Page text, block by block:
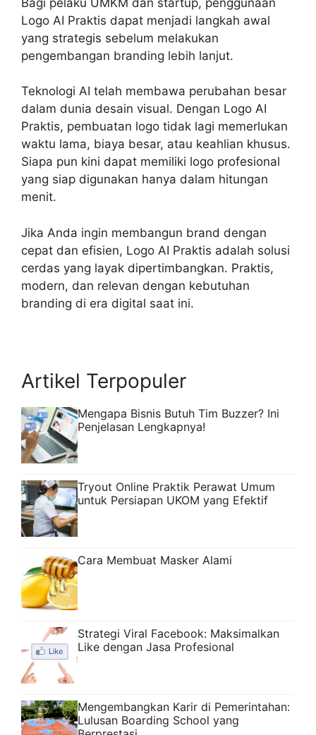
Logo AI Praktis dapat menjadi langkah awal
yang strategis sebelum melakukan
pengembangan branding lebih lanjut.
Teknologi AI telah membawa perubahan besar
dalam dunia desain visual. Dengan Logo AI
Praktis, pembuatan logo tidak lagi memerlukan
waktu lama, biaya besar, atau keahlian khusus.
Siapa pun kini dapat memiliki logo profesional
yang siap digunakan hanya dalam hitungan
menit.
Jika Anda ingin membangun brand dengan
cepat dan efisien, Logo AI Praktis adalah solusi
cerdas yang layak dipertimbangkan. Praktis,
modern, dan relevan dengan kebutuhan
branding di era digital saat ini.
Artikel Terpopuler
Mengapa Bisnis Butuh Tim Buzzer? Ini
Penjelasan Lengkapnya!
Tryout Online Praktik Perawat Umum
untuk Persiapan UKOM yang Efektif
Cara Membuat Masker Alami
Strategi Viral Facebook: Maksimalkan
Like dengan Jasa Profesional
Mengembangkan Karir di Pemerintahan:
Lulusan Boarding School yang